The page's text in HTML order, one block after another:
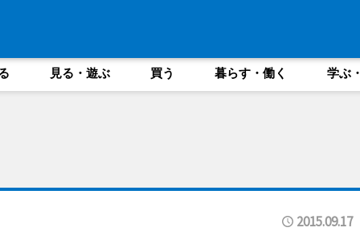
見る・遊ぶ 買う 暮らす・働く 学ぶ
2015.09.17